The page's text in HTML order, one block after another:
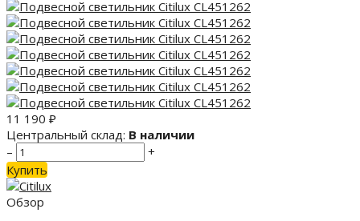
11 190 ₽
Центральный склад: В наличии
–
+
Купить
Обзор